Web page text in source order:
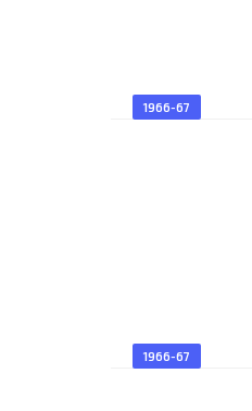
1966-67
1966-67